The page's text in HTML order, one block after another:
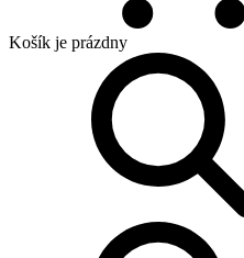
Košík je prázdny